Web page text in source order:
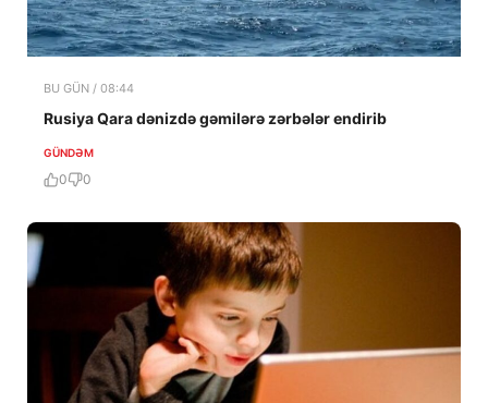
BU GÜN / 08:44
Rusiya Qara dənizdə gəmilərə zərbələr endirib
GÜNDƏM
0 0